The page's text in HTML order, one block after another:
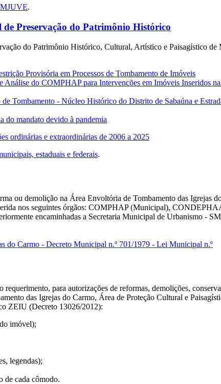
.
Preservação do Patrimônio Histórico
do Patrimônio Histórico, Cultural, Artístico e Paisagístico de
Provisória em Processos de Tombamento de Imóveis
Análise do COMPHAP para Intervenções em Imóveis Inseridos
Tombamento - Núcleo Histórico do Distrito de Sabaúna e
do mandato devido à pandemia
ordinárias e extraordinárias de 2006 a 2025
estaduais e federais.
ou demolição na Área Envoltória de Tombamento das Igrejas
nos seguintes órgãos: COMPHAP (Municipal),
encaminhadas a Secretaria Municipal de Urbanismo -
do Carmo - Decreto Municipal n.º 701/1979 - Lei Municipal n.º
requerimento, para autorizações de reformas, demolições,
das Igrejas do Carmo, Área de Proteção Cultural e
ZEIU (Decreto 13026/2012):
imóvel);
legendas);
de cada cômodo.